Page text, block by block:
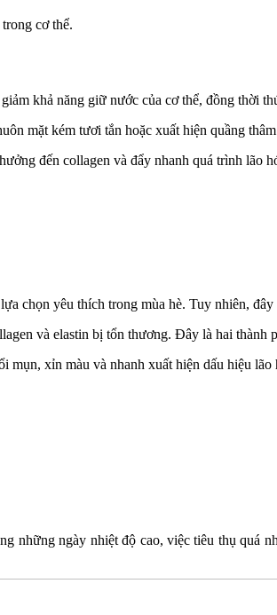
cơ thể.
khả năng giữ nước của cơ thể, đồng thời
mặt kém tươi tắn hoặc xuất hiện quầng
đến collagen và đẩy nhanh quá trình lão
chọn yêu thích trong mùa hè. Tuy nhiên,
và elastin bị tổn thương. Đây là hai thành
mụn, xỉn màu và nhanh xuất hiện dấu hiệu lão
ngày nhiệt độ cao, việc tiêu thụ quá